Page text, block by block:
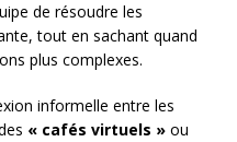
de résoudre les
tout en sachant quand
plus complexes.
informelle entre les
« cafés virtuels » ou